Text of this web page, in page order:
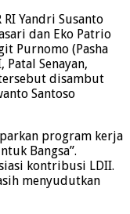
Yandri Susanto
dan Eko Patrio
Purnomo (Pasha
Senayan,
disambut
Santoso
program kerja
Bangsa”.
kontribusi LDII.
menyudutkan